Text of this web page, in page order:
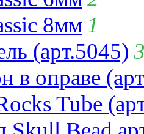
8мм 1
(арт.5045)
в оправе
Tube